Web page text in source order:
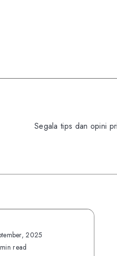
Segala tips dan opini
2025
read